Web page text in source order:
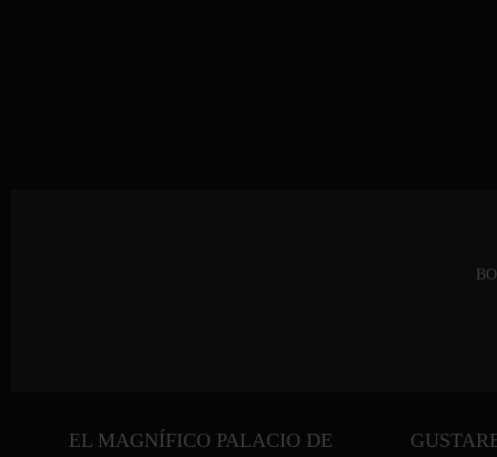
EL MAGNÍFICO PALACIO DE